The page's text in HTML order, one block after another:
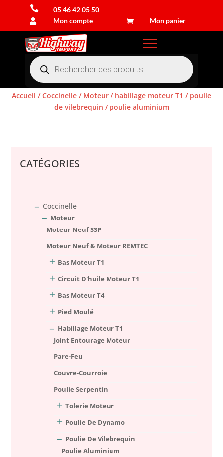
 05 46 42 05 50
 Mon compte  Mon panier
Recherche
de
produits
Accueil /Coccinelle / Moteur / habillage moteur T1 / poulie
de vilebrequin / poulie aluminium
CATÉGORIES
Coccinelle
Moteur
Moteur Neuf SSP
Moteur Neuf & Moteur REMTEC
Bas Moteur T1
Circuit D'huile Moteur T1
Bas Moteur T4
Pied Moulé
Habillage Moteur T1
Joint Entourage Moteur
Pare-Feu
Couvre-Courroie
Poulie Serpentin
Tolerie Moteur
Poulie De Dynamo
Poulie De Vilebrequin
Poulie Aluminium